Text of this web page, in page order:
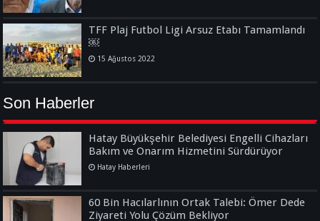
TFF Plaj Futbol Ligi Arsuz Etabı Tamamlandı
￼
15 Ağustos 2022
Son Haberler
Hatay Büyükşehir Belediyesi Engelli Cihazları
Bakım ve Onarım Hizmetini Sürdürüyor
Hatay Haberleri
60 Bin Hacılarlının Ortak Talebi: Ömer Dede
Ziyareti Yolu Çözüm Bekliyor